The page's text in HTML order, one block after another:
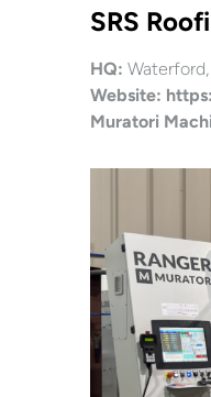
SRS
HQ: Waterford,
Website:
Muratori